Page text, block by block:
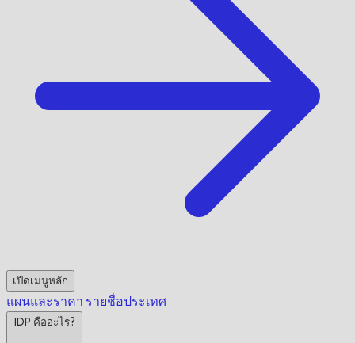
เปิดเมนูหลัก
แผนและราคา รายชื่อประเทศ
IDP คืออะไร?